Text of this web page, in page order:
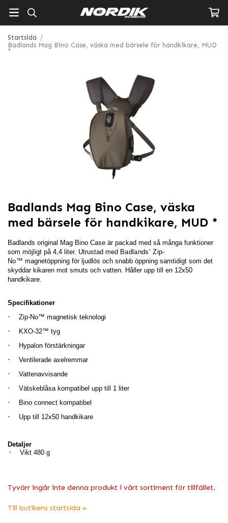
Startsida /
Badlands Mag Bino Case, väska med bärsele för handkikare, MUD
*
Badlands Mag Bino Case, väska
med bärsele för handkikare, MUD *
Badlands original Mag Bino Case är packad med så många funktioner
som möjligt på 4,4 liter. Utrustad med Badlands’ Zip-
No™ magnetöppning för ljudlös och snabb öppning samtidigt som det
skyddar kikaren mot smuts och vatten. Håller upp till en 12x50
handkikare.
Specifikationer
· Zip-No™ magnetisk teknologi
· KXO-32™ tyg
· Hypalon förstärkningar
· Ventilerade axelremmar
· Vattenavvisande
· Vätskeblåsa kompatibel upp till 1 liter
· Bino connect kompatibel
· Upp till 12x50 handkikare
Detaljer
· Vikt 480 g
Tyvärr ingår inte denna produkt i vårt sortiment för tillfället.
Till butikens startsida »